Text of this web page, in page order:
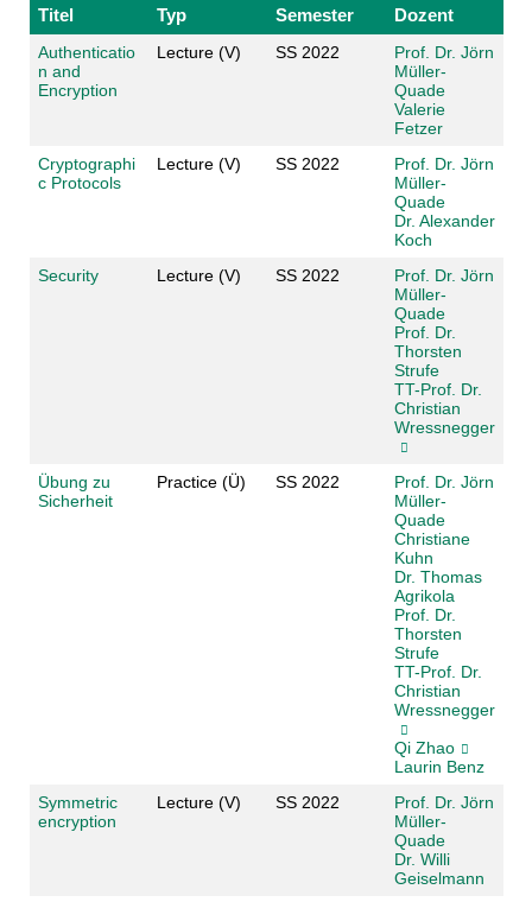
Titel Typ Semester Dozent
Authenticatio
n and
Encryption
Lecture (V) SS 2022
Prof. Dr. Jörn
Müller-
Quade
Valerie
Fetzer
Cryptographi
c Protocols
Lecture (V) SS 2022
Prof. Dr. Jörn
Müller-
Quade
Dr. Alexander
Koch
Security
Lecture (V) SS 2022
Prof. Dr. Jörn
Müller-
Quade
Prof. Dr.
Thorsten
Strufe
TT-Prof. Dr.
Christian
Wressnegger
Übung zu
Sicherheit
Practice (Ü) SS 2022
Prof. Dr. Jörn
Müller-
Quade
Christiane
Kuhn
Dr. Thomas
Agrikola
Prof. Dr.
Thorsten
Strufe
TT-Prof. Dr.
Christian
Wressnegger
Qi Zhao
Laurin Benz
Symmetric
encryption
Lecture (V) SS 2022
Prof. Dr. Jörn
Müller-
Quade
Dr. Willi
Geiselmann